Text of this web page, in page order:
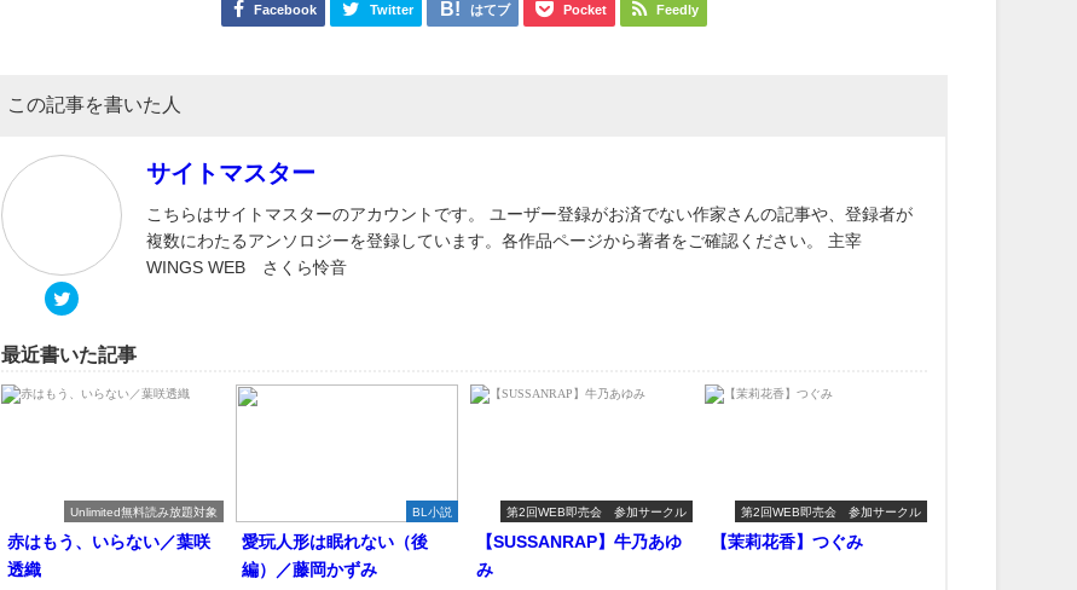
Facebook Twitter はてブ Pocket Feedly
この記事を書いた人
サイトマスター
こちらはサイトマスターのアカウントです。 ユーザー登録がお済でない作家さんの記事や、登録者が
複数にわたるアンソロジーを登録しています。各作品ページから著者をご確認ください。 主宰
WINGS WEB さくら怜音
最近書いた記事
Unlimited無料読み放題対象
赤はもう、いらない／葉咲
透織
BL小説
愛玩人形は眠れない（後
編）／藤岡かずみ
第2回WEB即売会 参加サークル
【SUSSANRAP】牛乃あゆ
み
第2回WEB即売会 参加サークル
【茉莉花香】つぐみ